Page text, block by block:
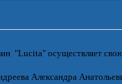
"Lucita" осуществляет
Александра